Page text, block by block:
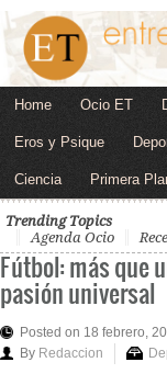
Home Ocio ET
Eros y Psique
Ciencia Primera
Trending Topics
Agenda Ocio
Fútbol: más que
pasión universal
Posted on 18 febrero,
By Redaccion